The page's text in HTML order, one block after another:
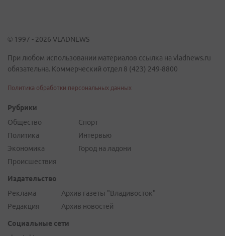
© 1997 - 2026 VLADNEWS
При любом использовании материалов ссылка на vladnews.ru
обязательна. Коммерческий отдел 8 (423) 249-8800
Политика обработки персональных данных
Рубрики
Общество
Политика
Экономика
Происшествия
Спорт
Интервью
Город на ладони
Издательство
Реклама
Редакция
Архив газеты "Владивосток"
Архив новостей
Социальные сети